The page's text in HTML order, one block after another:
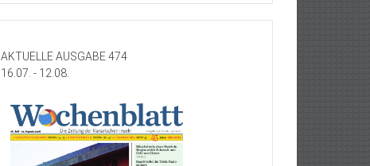
AKTUELLE AUSGABE 474
16.07. - 12.08.